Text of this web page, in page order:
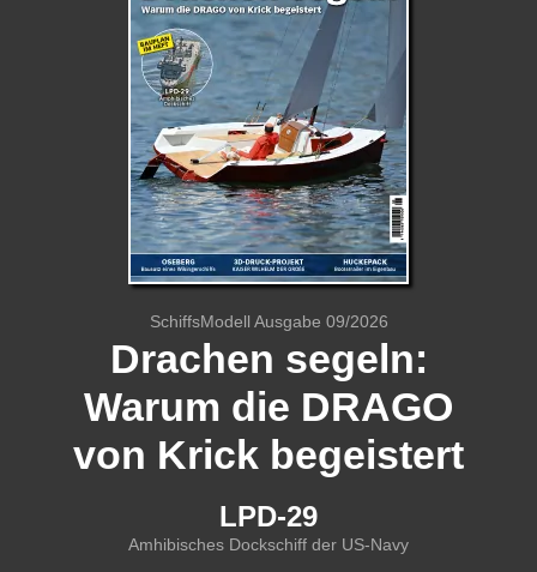
SchiffsModell Ausgabe 09/2026
Drachen segeln:
Warum die DRAGO
von Krick begeistert
LPD-29
Amhibisches Dockschiff der US-Navy